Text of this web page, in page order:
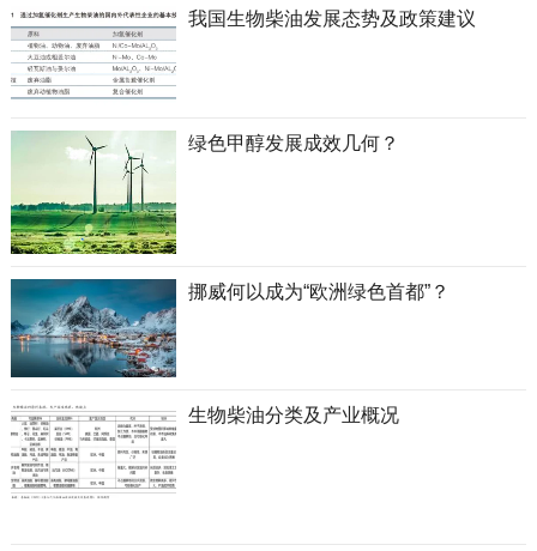
我国生物柴油发展态势及政策建议
绿色甲醇发展成效几何？
挪威何以成为“欧洲绿色首都”？
生物柴油分类及产业概况